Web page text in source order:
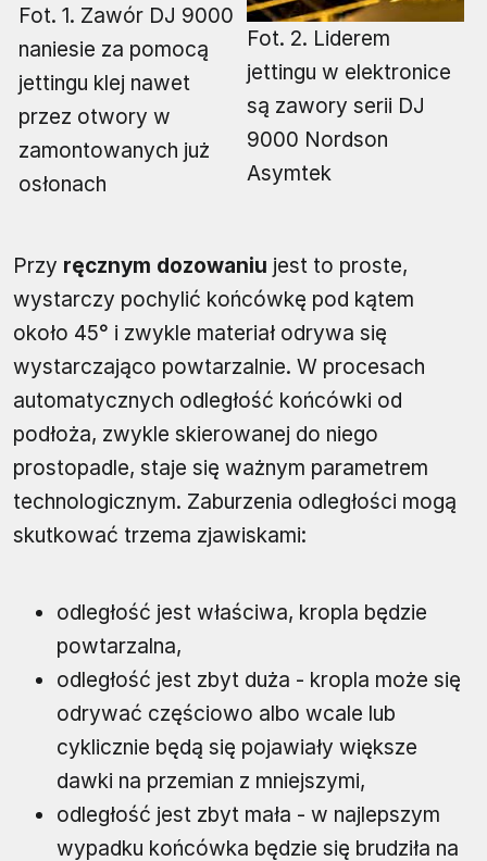
Fot. 1. Zawór DJ 9000
naniesie za pomocą
jettingu klej nawet
przez otwory w
zamontowanych już
osłonach
Fot. 2. Liderem
jettingu w elektronice
są zawory serii DJ
9000 Nordson
Asymtek
Przy ręcznym dozowaniu jest to proste,
wystarczy pochylić końcówkę pod kątem
około 45° i zwykle materiał odrywa się
wystarczająco powtarzalnie. W procesach
automatycznych odległość końcówki od
podłoża, zwykle skierowanej do niego
prostopadle, staje się ważnym parametrem
technologicznym. Zaburzenia odległości mogą
skutkować trzema zjawiskami:
odległość jest właściwa, kropla będzie
powtarzalna,
odległość jest zbyt duża - kropla może się
odrywać częściowo albo wcale lub
cyklicznie będą się pojawiały większe
dawki na przemian z mniejszymi,
odległość jest zbyt mała - w najlepszym
wypadku końcówka będzie się brudziła na